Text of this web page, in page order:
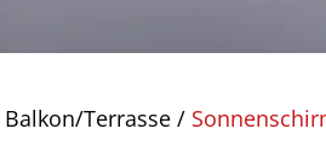
Terrasse /